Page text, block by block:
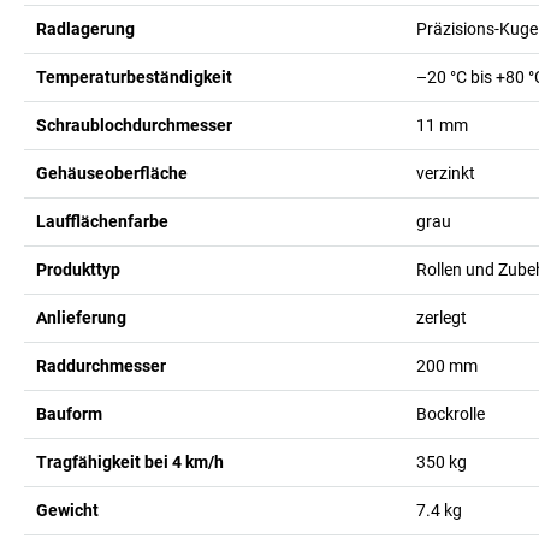
Radlagerung Präzisions-
Temperaturbeständigkeit –20 °C bis +80
Schraublochdurchmesser 11 mm
Gehäuseoberfläche verzinkt
Laufflächenfarbe grau
Produkttyp Rollen und
Anlieferung zerlegt
Raddurchmesser 200 mm
Bauform Bockrolle
Tragfähigkeit bei 4 km/h 350 kg
Gewicht 7.4 kg